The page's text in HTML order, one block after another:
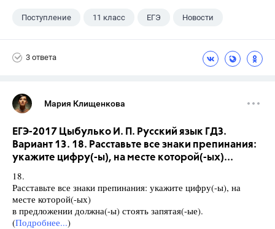
Поступление 11 класс ЕГЭ Новости
3 ответа
Мария Клищенкова
ЕГЭ-2017 Цыбулько И. П. Русский язык ГДЗ.
Вариант 13. 18. Расставьте все знаки препинания:
укажите цифру(-ы), на месте которой(-ых)...
18.
Расставьте все знаки препинания: укажите цифру(-ы), на
месте которой(-ых)
в предложении должна(-ы) стоять запятая(-ые).
(Подробнее...)